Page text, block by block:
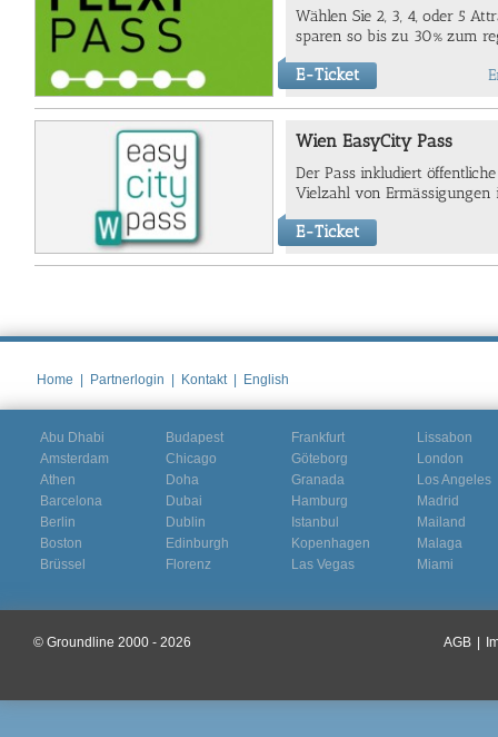
Wählen Sie 2, 3, 4, oder 5
sparen so bis zu 30% zum
E-Ticket
Wien EasyCity Pass
Der Pass inkludiert
Vielzahl von Ermässigungen
E-Ticket
Home Partnerlogin Kontakt English
Abu Dhabi
Amsterdam
Athen
Barcelona
Berlin
Boston
Brüssel
Budapest
Chicago
Doha
Dubai
Dublin
Edinburgh
Florenz
Frankfurt
Göteborg
Granada
Hamburg
Istanbul
Kopenhagen
Las Vegas
Lissabon
London
Los Angeles
Madrid
Mailand
Malaga
Miami
© Groundline 2000 - 2026 AGB